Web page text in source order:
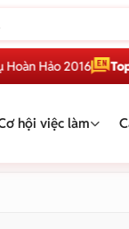
Hảo 2016 Top 1
hội việc làm